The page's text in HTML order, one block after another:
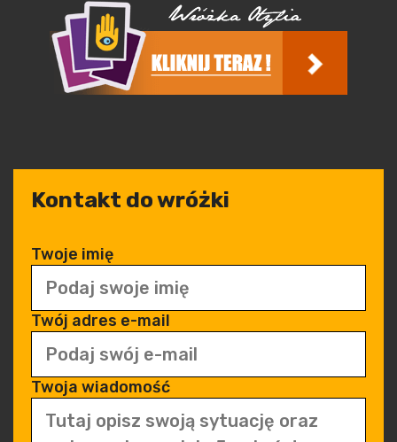
Kontakt do wróżki
Twoje imię
Twój adres e-mail
Twoja wiadomość